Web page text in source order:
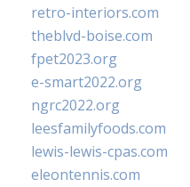
retro-interiors.com
theblvd-boise.com
fpet2023.org
e-smart2022.org
ngrc2022.org
leesfamilyfoods.com
lewis-lewis-cpas.com
eleontennis.com